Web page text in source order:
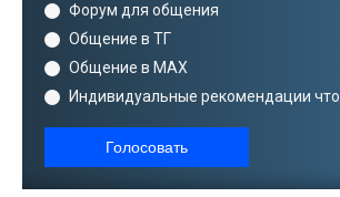
Форум для общения
Общение в ТГ
Общение в MAX
Индивидуальные рекомендации
Голосовать